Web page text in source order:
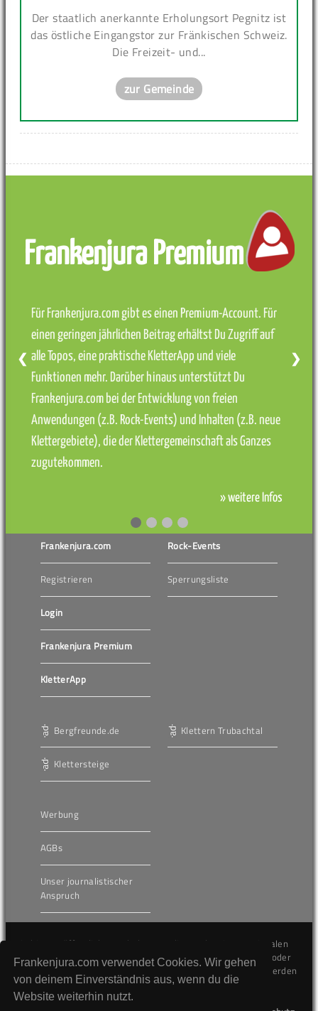
Frankenjura.com verwendet Cookies. Wir gehen
von deinem Einverständnis aus, wenn du die
Website weiterhin nutzt.
Der staatlich anerkannte Erholungsort Pegnitz ist
das östliche Eingangstor zur Fränkischen Schweiz.
Die Freizeit- und...
zur Gemeinde
Frankenjura Premium
Für Frankenjura.com gibt es einen Premium-Account. Für
einen geringen jährlichen Beitrag erhältst Du Zugriff auf
alle Topos, eine praktische KletterApp und viele
Funktionen mehr. Darüber hinaus unterstützt Du
Frankenjura.com bei der Entwicklung von freien
Anwendungen (z.B. Rock-Events) und Inhalten (z.B. neue
Klettergebiete), die der Klettergemeinschaft als Ganzes
zugutekommen.
» weitere Infos
❮ ❯
Frankenjura.com
Registrieren
Login
Frankenjura Premium
KletterApp
Rock-Events
Sperrungsliste
Bergfreunde.de
Klettersteige
Klettern Trubachtal
Werbung
AGBs
Unser journalistischer
Anspruch
Die hier veröffentlichten Inhalte unterliegen dem internationalen
Urheberrecht (Copyright) und dürfen nicht kopiert, verändert oder
unverändert wiederveröffentlicht werden. Gegen Verstöße werden
wir auf juristischem Wege vorgehen.